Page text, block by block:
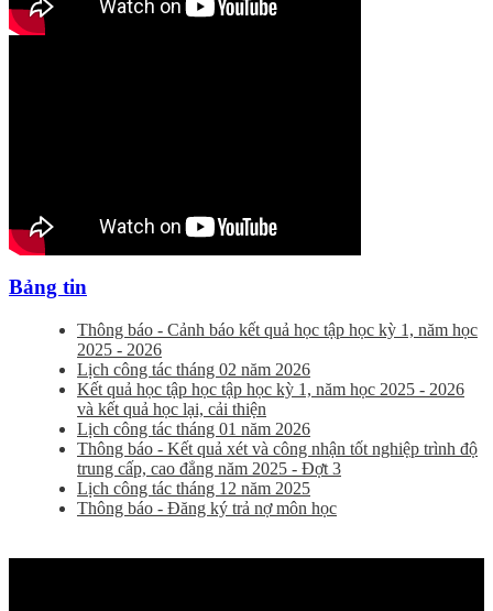
Bảng tin
Thông báo - Cảnh báo kết quả học tập học kỳ 1, năm học
2025 - 2026
Lịch công tác tháng 02 năm 2026
Kết quả học tập học tập học kỳ 1, năm học 2025 - 2026
và kết quả học lại, cải thiện
Lịch công tác tháng 01 năm 2026
Thông báo - Kết quả xét và công nhận tốt nghiệp trình độ
trung cấp, cao đẳng năm 2025 - Đợt 3
Lịch công tác tháng 12 năm 2025
Thông báo - Đăng ký trả nợ môn học